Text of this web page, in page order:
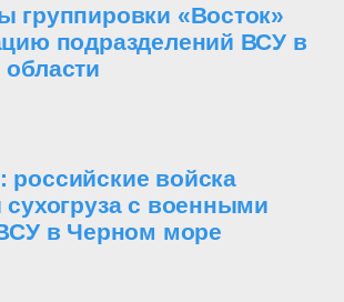
группировки «Восток»
подразделений ВСУ в
войска
сухогруза с военными
в Черном море